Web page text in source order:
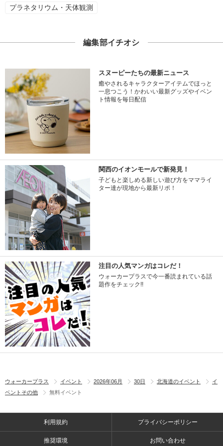
プラネタリウム・天体観測
編集部イチオシ
スヌーピーたちの最新ニュース
癒やされるキャラクターアイテムでほっと
一息つこう！かわいい最新グッズやイベン
ト情報を毎日配信
関西のイオンモールで新発見！
子どもと楽しめる新しい遊び方をママライ
ター達が現地から最新リポ！
注目の人気マンガはコレだ！
ウォーカープラスで今一番読まれている話
題作をチェック!!
ウォーカープラス イベント 2026年06月 30日 北海道のイベント
イ
ベントその他
無料イベント
利用規約 プライバシーポリシー
推奨環境 お問い合わせ